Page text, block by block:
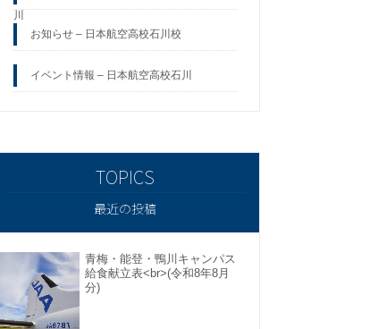
川
お知らせ – 日本航空高校石川校
イベント情報 – 日本航空高校石川
最近の投稿
青梅・能登・鴨川キャンパス
給食献立表<br>(令和8年8月
分)